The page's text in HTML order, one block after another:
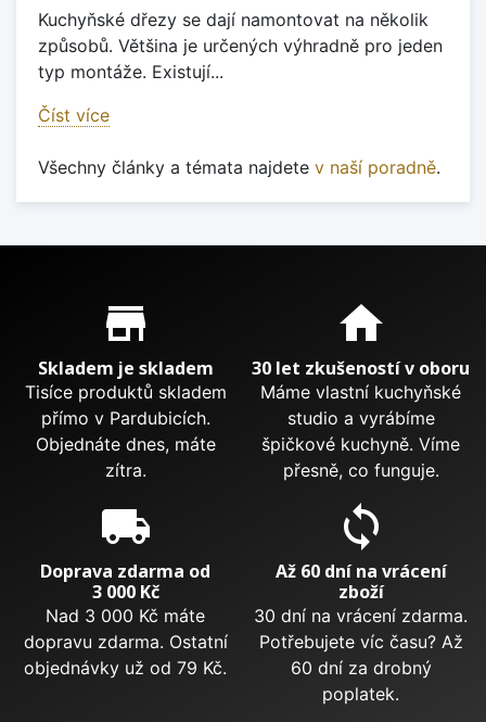
Kuchyňské dřezy se dají namontovat na několik
způsobů. Většina je určených výhradně pro jeden
typ montáže. Existují...
Číst více
Všechny články a témata najdete v naší poradně.
Proč nakupovat u nás?
store_mall_directory
Skladem je skladem
Tisíce produktů skladem
přímo v Pardubicích.
Objednáte dnes, máte
zítra.
home
30 let zkušeností v oboru
Máme vlastní kuchyňské
studio a vyrábíme
špičkové kuchyně. Víme
přesně, co funguje.
local_shipping
Doprava zdarma od
3 000 Kč
Nad 3 000 Kč máte
dopravu zdarma. Ostatní
objednávky už od 79 Kč.
sync
Až 60 dní na vrácení
zboží
30 dní na vrácení zdarma.
Potřebujete víc času? Až
60 dní za drobný
poplatek.